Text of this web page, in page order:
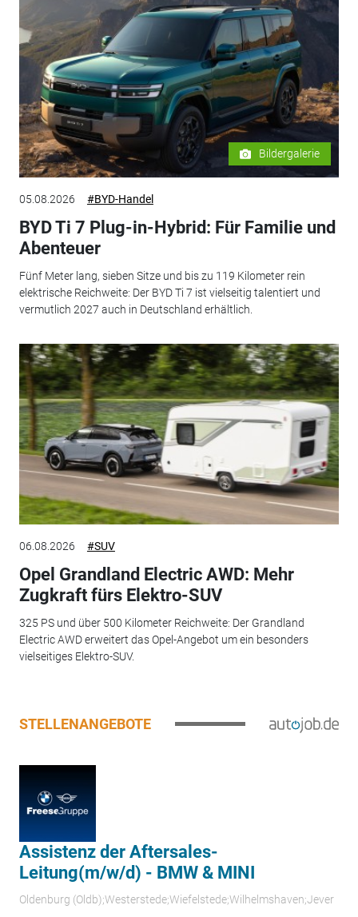
Bildergalerie
05.08.2026 #BYD-Handel
BYD Ti 7 Plug-in-Hybrid: Für Familie und
Abenteuer
Fünf Meter lang, sieben Sitze und bis zu 119 Kilometer rein
elektrische Reichweite: Der BYD Ti 7 ist vielseitig talentiert und
vermutlich 2027 auch in Deutschland erhältlich.
06.08.2026 #SUV
Opel Grandland Electric AWD: Mehr
Zugkraft fürs Elektro-SUV
325 PS und über 500 Kilometer Reichweite: Der Grandland
Electric AWD erweitert das Opel-Angebot um ein besonders
vielseitiges Elektro-SUV.
STELLENANGEBOTE
Assistenz der Aftersales-
Leitung(m/w/d) - BMW & MINI
Oldenburg (Oldb);Westerstede;Wiefelstede;Wilhelmshaven;Jever